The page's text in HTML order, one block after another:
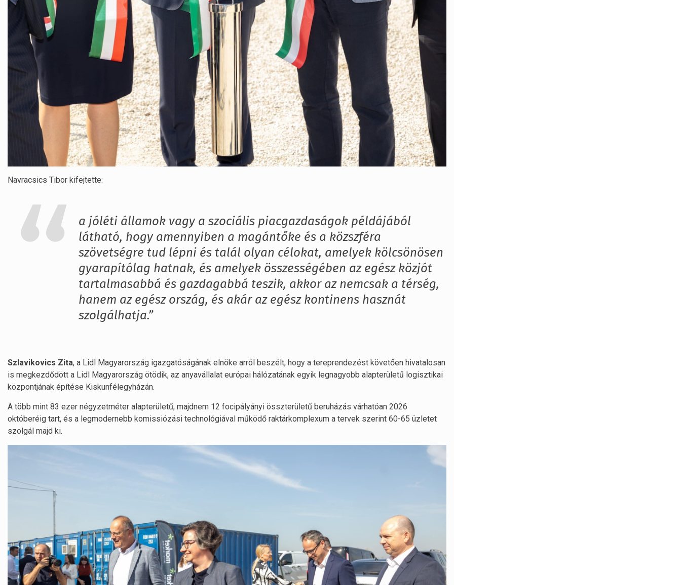
Navracsics Tibor kifejtette:
a jóléti államok vagy a szociális piacgazdaságok példájából
látható, hogy amennyiben a magántőke és a közszféra
szövetségre tud lépni és talál olyan célokat, amelyek kölcsönösen
gyarapítólag hatnak, és amelyek összességében az egész közjót
tartalmasabbá és gazdagabbá teszik, akkor az nemcsak a térség,
hanem az egész ország, és akár az egész kontinens hasznát
szolgálhatja.”
Szlavikovics Zita, a Lidl Magyarország igazgatóságának elnöke arról beszélt, hogy a tereprendezést követően hivatalosan
is megkezdődött a Lidl Magyarország ötödik, az anyavállalat európai hálózatának egyik legnagyobb alapterületű logisztikai
központjának építése Kiskunfélegyházán.
A több mint 83 ezer négyzetméter alapterületű, majdnem 12 focipályányi összterületű beruházás várhatóan 2026
októberéig tart, és a legmodernebb komissiózási technológiával működő raktárkomplexum a tervek szerint 60-65 üzletet
szolgál majd ki.